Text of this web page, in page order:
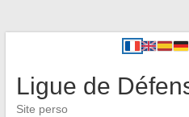
Ligue de
Site perso